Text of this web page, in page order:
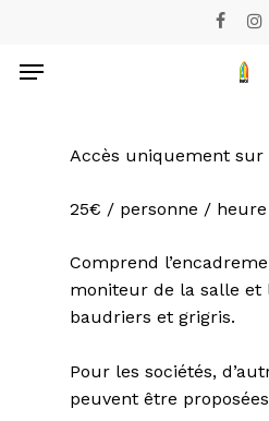
main
facebook
Menu
Accès uniquement sur
25€ / personne /
Comprend
moniteur de la salle et
baudriers et grigris.
Pour les sociétés,
peuvent être